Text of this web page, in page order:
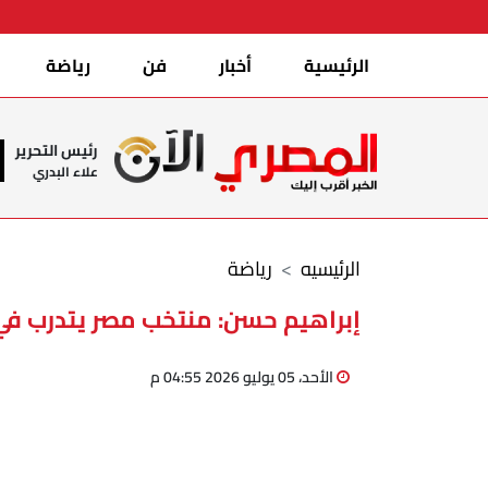
الرئيسية أخبار فن رياضة
رئيس التحرير
علاء البدري
رياضة الرئيسيه
إبراهيم حسن: منتخب مصر يتدرب
الأحد، 05 يوليو 2026 04:55 م